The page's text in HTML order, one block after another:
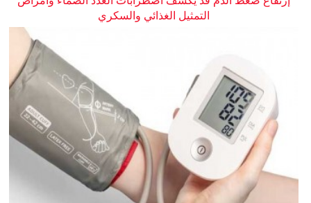
التمثيل الغذائي والسكري